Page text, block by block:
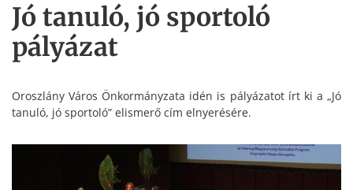
Jó tanuló, jó sportoló
pályázat
Oroszlány Város Önkormányzata idén is pályázatot írt ki a „Jó
tanuló, jó sportoló” elismerő cím elnyerésére.